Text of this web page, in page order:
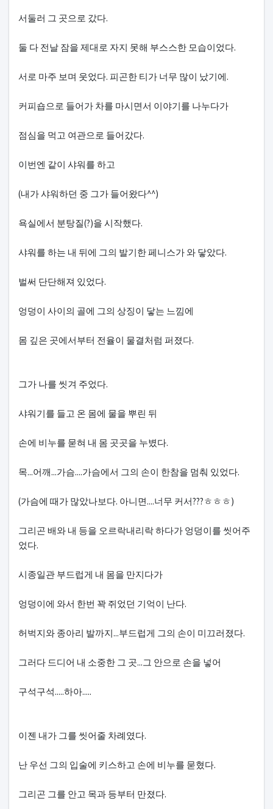
서둘러 그 곳으로 갔다.
둘 다 전날 잠을 제대로 자지 못해 부스스한 모습이었다.
서로 마주 보며 웃었다. 피곤한 티가 너무 많이 났기에.
커피숍으로 들어가 차를 마시면서 이야기를 나누다가
점심을 먹고 여관으로 들어갔다.
이번엔 같이 샤워를 하고
(내가 샤워하던 중 그가 들어왔다^^)
욕실에서 분탕질(?)을 시작했다.
샤워를 하는 내 뒤에 그의 발기한 페니스가 와 닿았다.
벌써 단단해져 있었다.
엉덩이 사이의 골에 그의 상징이 닿는 느낌에
몸 깊은 곳에서부터 전율이 물결처럼 퍼졌다.
그가 나를 씻겨 주었다.
샤워기를 들고 온 몸에 물을 뿌린 뒤
손에 비누를 묻혀 내 몸 곳곳을 누볐다.
목...어깨...가슴....가슴에서 그의 손이 한참을 멈춰 있었다.
(가슴에 때가 많았나보다. 아니면....너무 커서???ㅎㅎㅎ)
그리곤 배와 내 등을 오르락내리락 하다가 엉덩이를 씻어주
었다.
시종일관 부드럽게 내 몸을 만지다가
엉덩이에 와서 한번 꽉 쥐었던 기억이 난다.
허벅지와 종아리 발까지...부드럽게 그의 손이 미끄러졌다.
그러다 드디어 내 소중한 그 곳...그 안으로 손을 넣어
구석구석.....하아.....
이젠 내가 그를 씻어줄 차례였다.
난 우선 그의 입술에 키스하고 손에 비누를 묻혔다.
그리곤 그를 안고 목과 등부터 만졌다.